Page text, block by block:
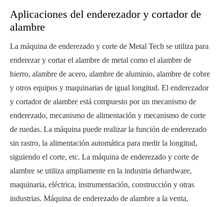
Aplicaciones del enderezador y cortador de
alambre
La máquina de enderezado y corte de Metal Tech se utiliza para
enderezar y cortar el alambre de metal como el alambre de
hierro, alambre de acero, alambre de aluminio, alambre de cobre
y otros equipos y maquinarias de igual longitud. El enderezador
y cortador de alambre está compuesto por un mecanismo de
enderezado, mecanismo de alimentación y mecanismo de corte
de ruedas. La máquina puede realizar la función de enderezado
sin rastro, la alimentación automática para medir la longitud,
siguiendo el corte, etc. La máquina de enderezado y corte de
alambre se utiliza ampliamente en la industria dehardware,
maquinaria, eléctrica, instrumentación, construcción y otras
industrias. Máquina de enderezado de alambre a la venta,